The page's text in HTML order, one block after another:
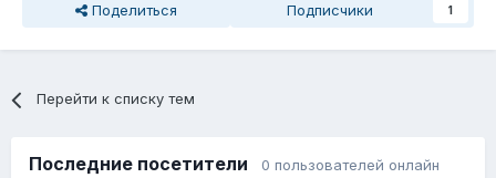
Поделиться Подписчики 1
Перейти к списку тем
Последние посетители 0 пользователей онлайн